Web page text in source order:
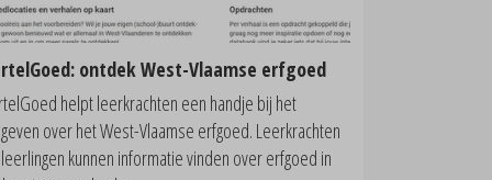
ontdek West-Vlaamse erfgoed
helpt leerkrachten een handje bij het
over het West-Vlaamse erfgoed. Leerkrachten
kunnen informatie vinden over erfgoed in